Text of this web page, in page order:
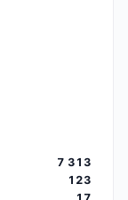
7 313
123